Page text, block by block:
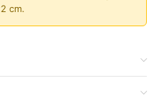
cm.